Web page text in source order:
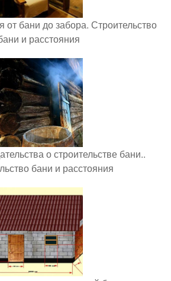
бани до забора. Строительство
и расстояния
о строительстве бани..
бани и расстояния